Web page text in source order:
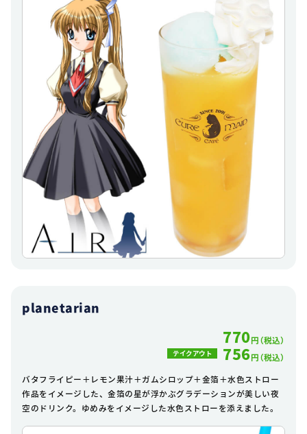
planetarian
770円（税込）
テイクアウト 756円（税込）
バタフライピー＋レモン果汁＋ガムシロップ＋金箔＋水色ストロー
作品をイメージした、金箔の星が浮かぶグラデーションが美しい夜
空のドリンク。ゆめみをイメージした水色ストローを添えました。